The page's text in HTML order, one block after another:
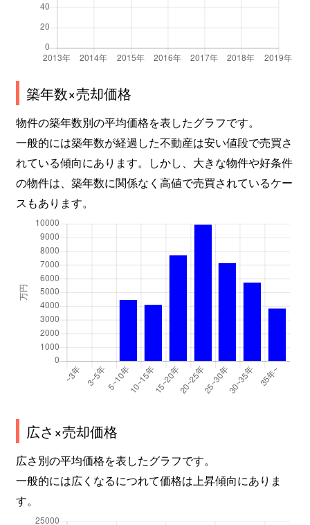
築年数×売却価格
物件の築年数別の平均価格を表したグラフです。
一般的には築年数が経過した不動産は安い値段で売買さ
れている傾向にあります。しかし、大きな物件や好条件
の物件は、築年数に関係なく高値で売買されているケー
スもあります。
広さ×売却価格
広さ別の平均価格を表したグラフです。
一般的には広くなるにつれて価格は上昇傾向にありま
す。